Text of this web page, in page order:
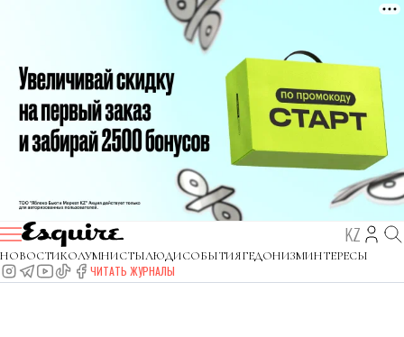
KZ
НОВОСТИКОЛУМНИСТЫЛЮДИСОБЫТИЯГЕДОНИЗМИНТЕРЕСЫ
ЧИТАТЬ ЖУРНАЛЫ